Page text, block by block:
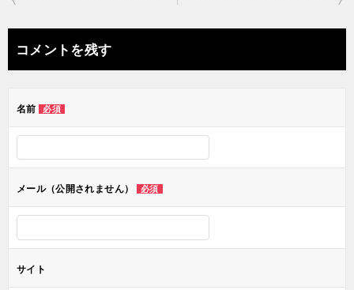
ナ
ビ
ー
ン
コメントを残す
名前 必須
メール（公開されません） 必須
サイト